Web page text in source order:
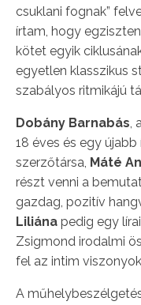
csuklani fognak”
írtam, hogy
kötet egyik
egyetlen klasszikus
szabályos ritmikájú
Dobány Barnabás,
18 éves és egy
szerzőtársa, Máté
részt venni a
gazdag, pozitív
Liliána pedig egy
Zsigmond irodalmi
fel az intim
A